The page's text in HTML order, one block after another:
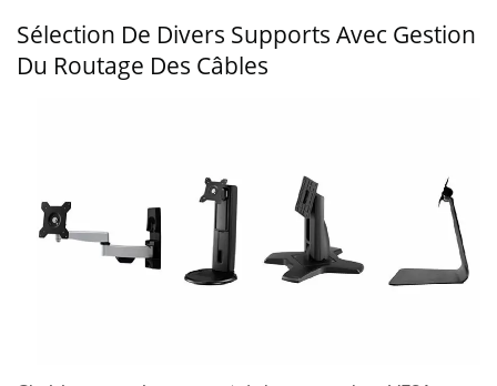
Sélection De Divers Supports Avec Gestion
Du Routage Des Câbles